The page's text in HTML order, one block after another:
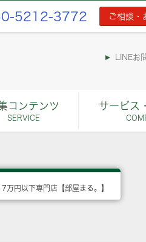
5212-3772 ご相談・
LINEお
コンテンツ
SERVICE
サービス
万円以下専門店【部屋まる。】